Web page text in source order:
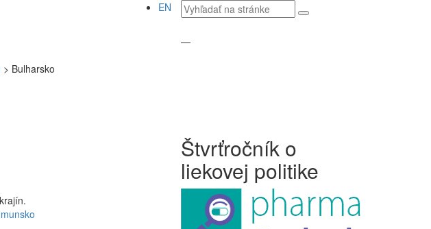
EN
Vyhľadávaný
text
—
> Bulharsko
Štvrťročník o
liekovej politike